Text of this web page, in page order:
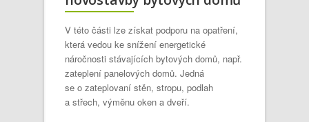
V této části lze získat podporu na opatření,
která vedou ke snížení energetické
náročnosti stávajících bytových domů, např.
zateplení panelových domů. Jedná
se o zateplovaní stěn, stropu, podlah
a střech, výměnu oken a dveří.